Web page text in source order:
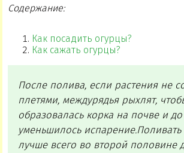
Содержание:
Как посадить огурцы?
Как сажать огурцы?
После полива, если растения не
плетями, междурядья рыхлят,
образовалась корка на почве и
уменьшилось
лучше всего во второй половине